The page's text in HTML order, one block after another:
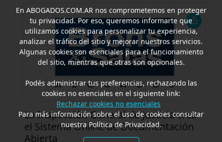
La Inspección General de Justicia crea
el Sistema Online de Documentación
Abierta
En ABOGADOS.COM.ARnos comprometemos en proteger
tu privacidad. Por eso, queremos informarte que
utilizamos cookies para personalizar tu experiencia,
analizar el tráfico del sitio y mejorar nuestros servicios.
Algunas cookies son esenciales para el funcionamiento
del sitio, mientras que otras son opcionales.
Podés administrar tus preferencias, rechazando las
cookies no esenciales en el siguiente link:
Rechazar cookies no esenciales
Para más información sobre el uso de cookies consultar
nuestra Política de Privacidad.